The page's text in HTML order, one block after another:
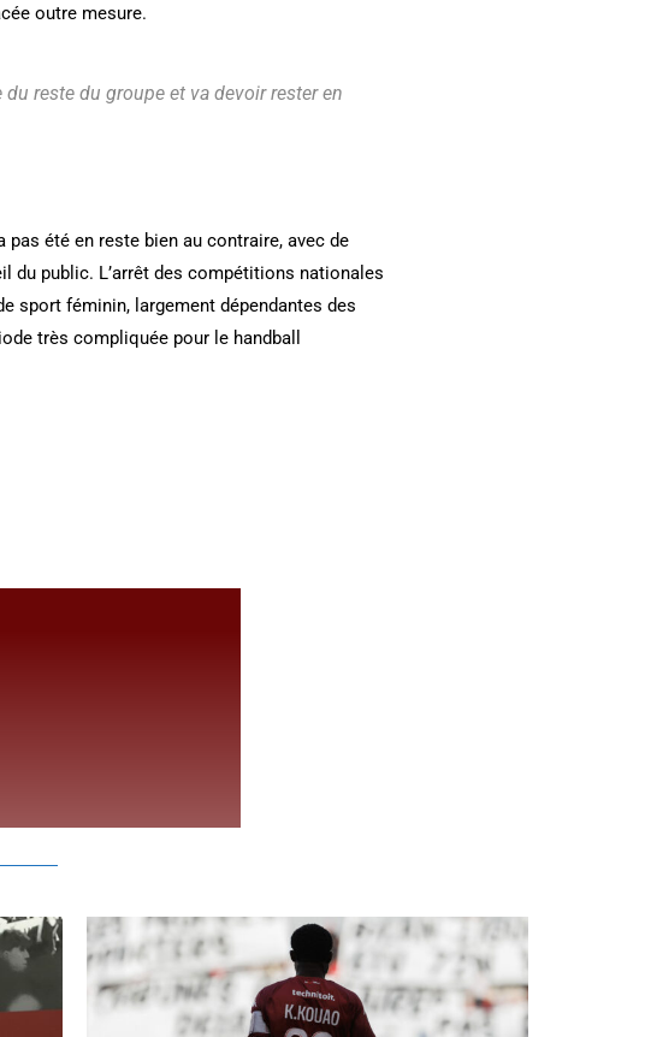
outre mesure.
du reste du groupe et va devoir rester en
pas été en reste bien au contraire, avec de
du public. L’arrêt des compétitions nationales
sport féminin, largement dépendantes des
très compliquée pour le handball